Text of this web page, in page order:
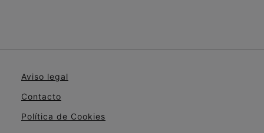
Aviso legal
Contacto
Política de Cookies